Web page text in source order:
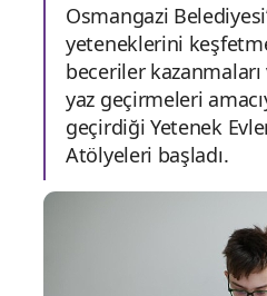
Osmangazi
yeteneklerini
beceriler
yaz geçirmeleri
geçirdiği Yetenek
Atölyeleri başladı.